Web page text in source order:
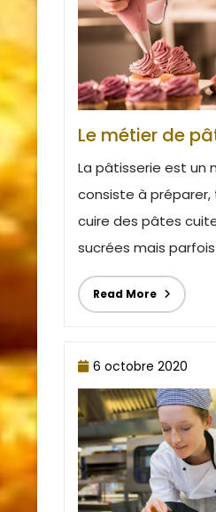
Le métier de
La pâtisserie est un
consiste à préparer,
cuire des pâtes
sucrées mais parfois
Read More
6 octobre 2020